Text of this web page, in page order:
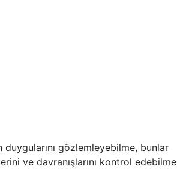
duygularını gözlemleyebilme, bunlar
ve davranışlarını kontrol edebilme